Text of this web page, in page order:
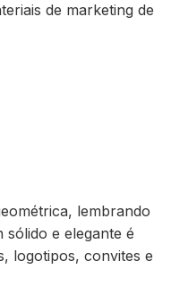
de marketing de
lembrando
sólido e elegante é
logotipos, convites e